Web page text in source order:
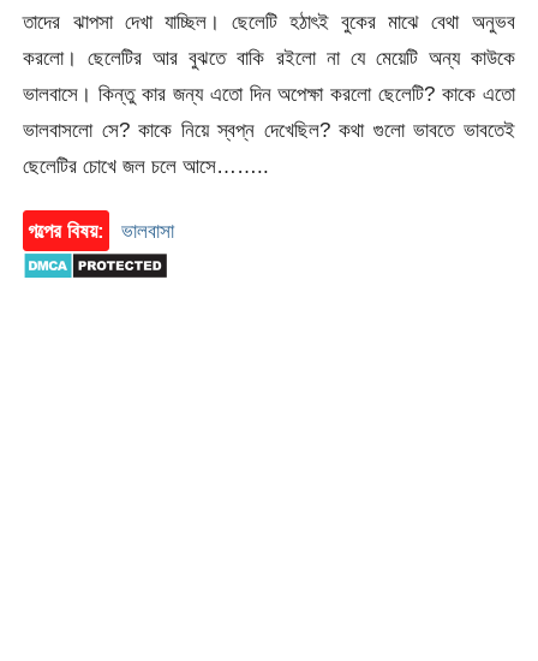
তাদের ঝাপসা দেখা যাচ্ছিল। ছেলেটি হঠাৎই বুকের মাঝে বেথা অনুভব
করলো। ছেলেটির আর বুঝতে বাকি রইলো না যে মেয়েটি অন্য কাউকে
ভালবাসে। কিন্তু কার জন্য এতো দিন অপেক্ষা করলো ছেলেটি? কাকে এতো
ভালবাসলো সে? কাকে নিয়ে স্বপ্ন দেখেছিল? কথা গুলো ভাবতে ভাবতেই
ছেলেটির চোখে জল চলে আসে……..
গল্পের বিষয়: ভালবাসা